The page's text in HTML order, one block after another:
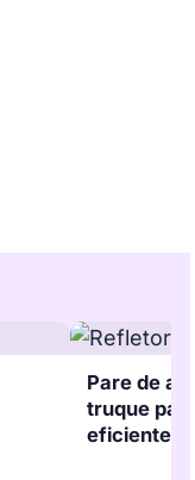
Pare de
truque
eficientes